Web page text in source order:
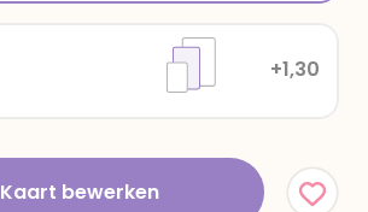
+1,30
Kaart bewerken